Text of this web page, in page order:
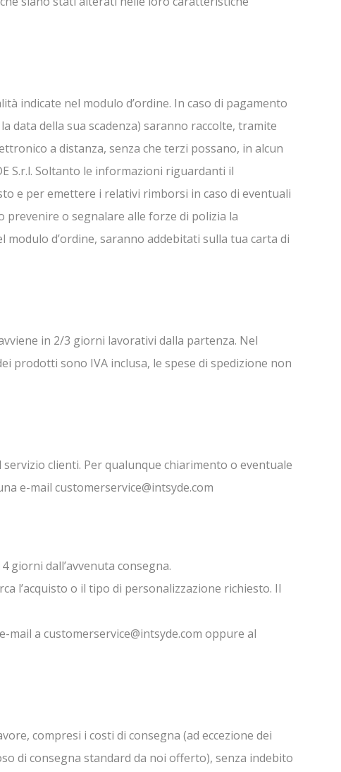
indicate nel modulo d’ordine. In caso di pagamento
data della sua scadenza) saranno raccolte, tramite
a distanza, senza che terzi possano, in alcun
S.r.l. Soltanto le informazioni riguardanti il
e per emettere i relativi rimborsi in caso di eventuali
o segnalare alle forze di polizia la
modulo d’ordine, saranno addebitati sulla tua carta di
in 2/3 giorni lavorativi dalla partenza. Nel
prodotti sono IVA inclusa, le spese di spedizione non
clienti. Per qualunque chiarimento o eventuale
e-mail customerservice@intsyde.com
dall’avvenuta consegna.
l’acquisto o il tipo di personalizzazione richiesto. Il
mail a customerservice@intsyde.com oppure al
compresi i costi di consegna (ad eccezione dei
di consegna standard da noi offerto), senza indebito